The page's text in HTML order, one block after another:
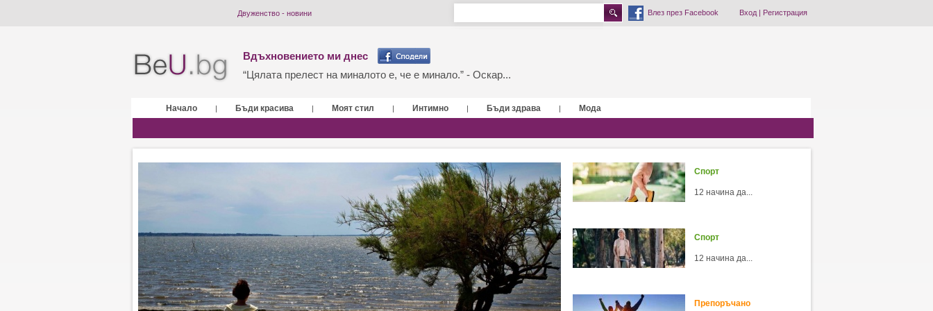
Двуженство - новини Влез през Facebook Вход| Регистрация
Вдъхновението ми днес
“Цялата прелест на миналото е, че е минало.” - Оскар...
Начало | Бъди красива | Моят стил | Интимно | Бъди здрава | Мода
Спорт
12 начина да...
Спорт
12 начина да...
Препоръчано